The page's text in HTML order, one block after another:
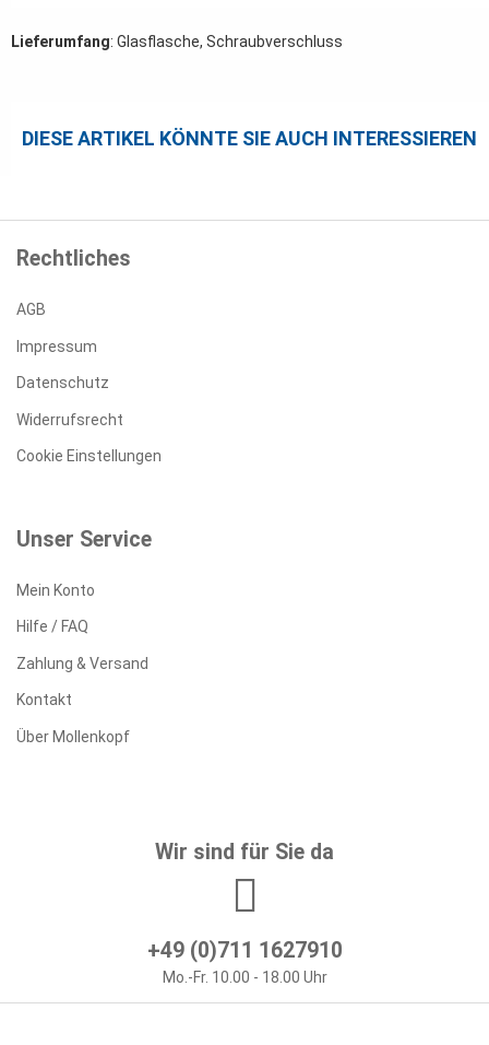
Lieferumfang: Glasflasche, Schraubverschluss
DIESE ARTIKEL KÖNNTE SIE AUCH INTERESSIEREN
Rechtliches
AGB
Impressum
Datenschutz
Widerrufsrecht
Cookie Einstellungen
Unser Service
Mein Konto
Hilfe / FAQ
Zahlung & Versand
Kontakt
Über Mollenkopf
Wir sind für Sie da
+49 (0)711 1627910
Mo.-Fr. 10.00 - 18.00 Uhr